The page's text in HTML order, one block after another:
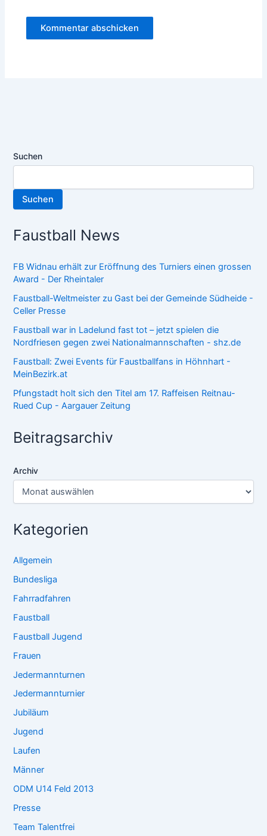
Suchen
Suchen
Faustball News
FB Widnau erhält zur Eröffnung des Turniers einen grossen
Award - Der Rheintaler
Faustball-Weltmeister zu Gast bei der Gemeinde Südheide -
Celler Presse
Faustball war in Ladelund fast tot – jetzt spielen die
Nordfriesen gegen zwei Nationalmannschaften - shz.de
Faustball: Zwei Events für Faustballfans in Höhnhart -
MeinBezirk.at
Pfungstadt holt sich den Titel am 17. Raffeisen Reitnau-
Rued Cup - Aargauer Zeitung
Beitragsarchiv
Archiv
Kategorien
Allgemein
Bundesliga
Fahrradfahren
Faustball
Faustball Jugend
Frauen
Jedermannturnen
Jedermannturnier
Jubiläum
Jugend
Laufen
Männer
ODM U14 Feld 2013
Presse
Team Talentfrei